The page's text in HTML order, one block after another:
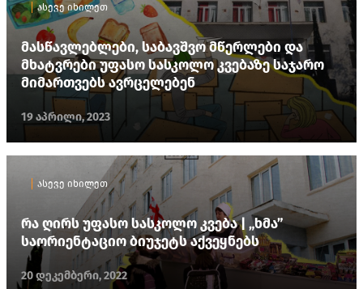
ასევე იხილეთ
მასწავლებლები, საბავშვო მწერლები და
მხატვრები უფასო სასკოლო კვებაზე საჯარო
მიმართვებს ავრცელებენ
19 აპრილი, 2023
ასევე იხილეთ
რა ღირს უფასო სასკოლო კვება | „ხმა”
საორიენტაციო ბიუჯეტს აქვეყნებს
20 დეკემბერი, 2022